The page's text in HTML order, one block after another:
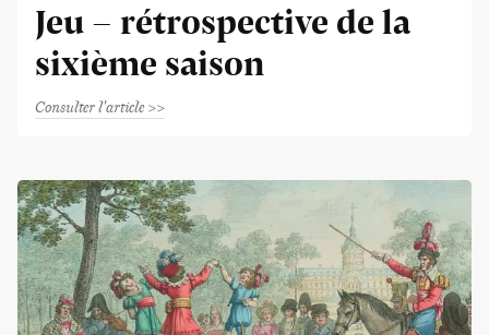
Jeu - rétrospective de la
sixième saison
Consulter l'article